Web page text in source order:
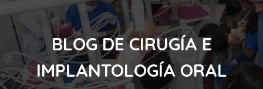
BLOG DE CIRUGÍA E
IMPLANTOLOGÍA ORAL